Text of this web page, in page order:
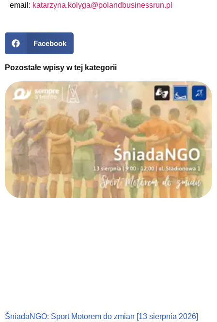
email: katarzyna.kolyga@polandbusinessrun.pl
Facebook
Pozostałe wpisy w tej kategorii
ŚniadaNGO: Sport Motorem do zmian [13 sierpnia 2026]